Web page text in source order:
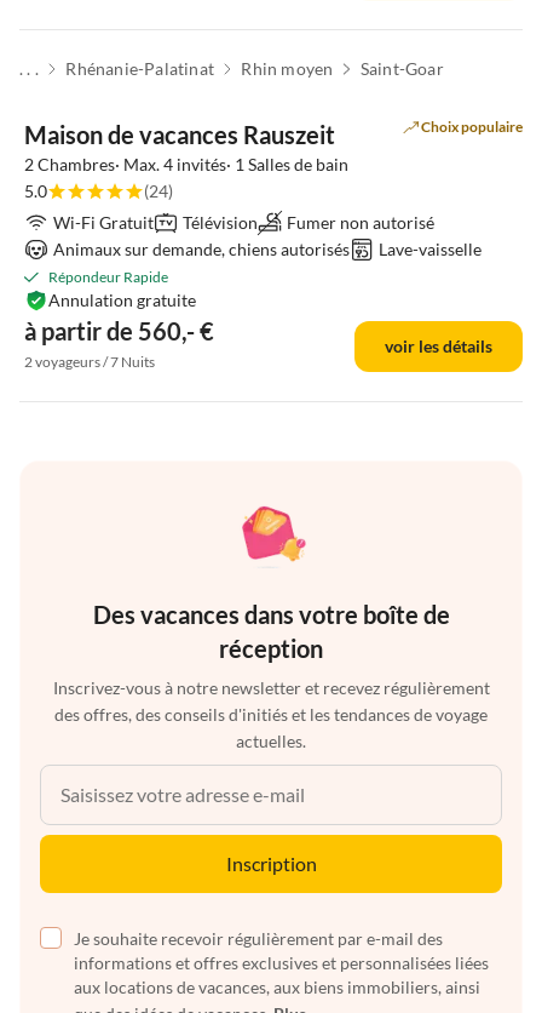
. . . Rhénanie-Palatinat Rhin moyen Saint-Goar
Maison de vacances Rauszeit Choix populaire
2 Chambres· Max. 4 invités· 1 Salles de bain
5.0
(24)
Wi-Fi Gratuit
Télévision
Fumer non autorisé
Animaux sur demande, chiens autorisés
Lave-vaisselle
Répondeur Rapide
à partir de 560,- €
Annulation gratuite
2 voyageurs / 7 Nuits
voir les détails
Des vacances dans votre boîte de
réception
Inscrivez-vous à notre newsletter et recevez régulièrement
des offres, des conseils d'initiés et les tendances de voyage
actuelles.
Inscription
Je souhaite recevoir régulièrement par e-mail des
informations et offres exclusives et personnalisées liées
aux locations de vacances, aux biens immobiliers, ainsi